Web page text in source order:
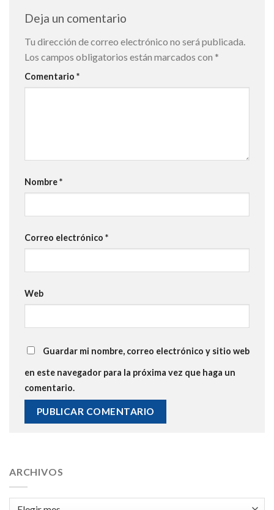
Deja un comentario
Tu dirección de correo electrónico no será publicada.
Los campos obligatorios están marcados con *
Comentario *
Nombre*
Correo electrónico *
Web
Guardar mi nombre, correo electrónico y sitio web
en este navegador para la próxima vez que haga un
comentario.
ARCHIVOS
Archivos